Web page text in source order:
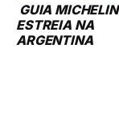
GUIA MICHELIN
ESTREIA NA
ARGENTINA